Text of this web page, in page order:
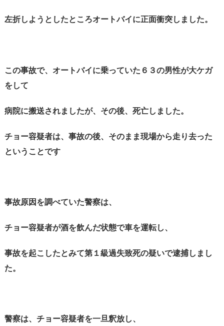
左折しようとしたところオートバイに正面衝突しました。
この事故で、オートバイに乗っていた６３の男性が大ケガ
をして
病院に搬送されましたが、その後、死亡しました。
チョー容疑者は、事故の後、そのまま現場から走り去った
ということです
事故原因を調べていた警察は、
チョー容疑者が酒を飲んだ状態で車を運転し、
事故を起こしたとみて第１級過失致死の疑いで逮捕しまし
た。
警察は、チョー容疑者を一旦釈放し、